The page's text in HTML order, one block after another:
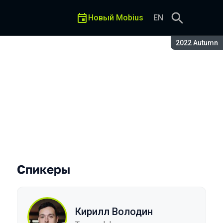
Сезон:
2022 Autumn
Новый Mobius EN
помощи Needle
Спикеры
Кирилл Володин